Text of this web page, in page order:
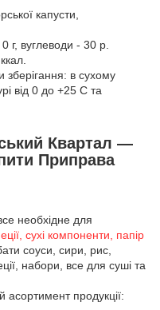
капусти,
г, вуглеводи - 30 р.
зберігання: в сухому
від 0 до +25 С та
Квартал —
Приправа
необхідне для
сухі компоненти, папір
соуси, сири, рис,
набори, все для суші та
продукції: